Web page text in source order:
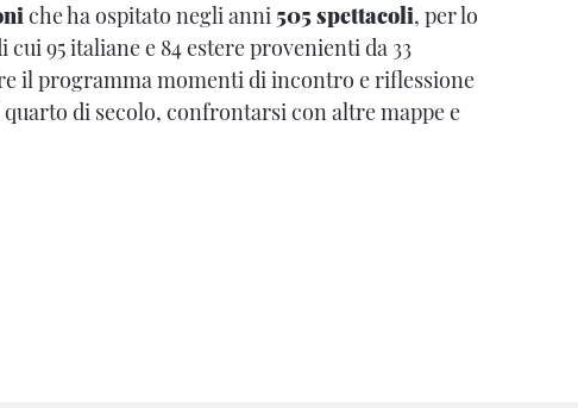
che ha ospitato negli anni 505 spettacoli, per lo
cui 95 italiane e 84 estere provenienti da 33
il programma momenti di incontro e riflessione
di secolo, confrontarsi con altre mappe e